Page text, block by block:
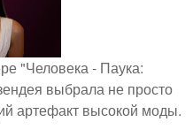
"Человека - Паука:
выбрала не просто
артефакт высокой моды.